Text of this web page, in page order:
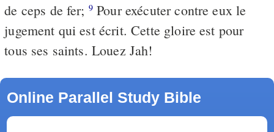
de ceps de fer; 9Pour exécuter contre eux le
jugement qui est écrit. Cette gloire est pour
tous ses saints. Louez Jah!
Online Parallel Study Bible